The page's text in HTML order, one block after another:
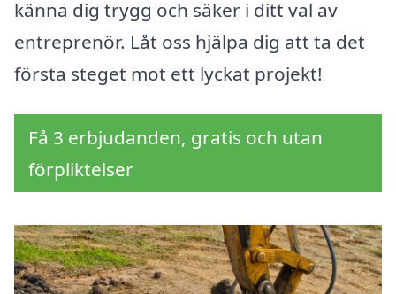
känna dig trygg och säker i ditt val av
entreprenör. Låt oss hjälpa dig att ta det
första steget mot ett lyckat projekt!
Få 3 erbjudanden, gratis och utan
förpliktelser